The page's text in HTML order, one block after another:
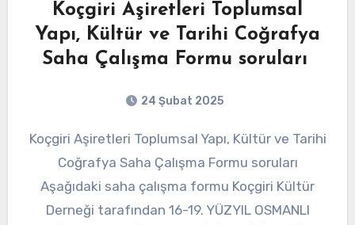
Koçgiri Aşiretleri Toplumsal
Yapı, Kültür ve Tarihi Coğrafya
Saha Çalışma Formu soruları
24 Şubat 2025
Koçgiri Aşiretleri Toplumsal Yapı, Kültür ve Tarihi
Coğrafya Saha Çalışma Formu soruları
Aşağıdaki saha çalışma formu Koçgiri Kültür
Derneği tarafından 16-19. YÜZYIL OSMANLI